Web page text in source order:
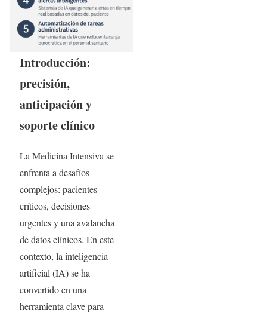
Introducción:
precisión,
anticipación y
soporte clínico
La Medicina Intensiva se
enfrenta a desafíos
complejos: pacientes
críticos, decisiones
urgentes y una avalancha
de datos clínicos. En este
contexto, la inteligencia
artificial (IA) se ha
convertido en una
herramienta clave para